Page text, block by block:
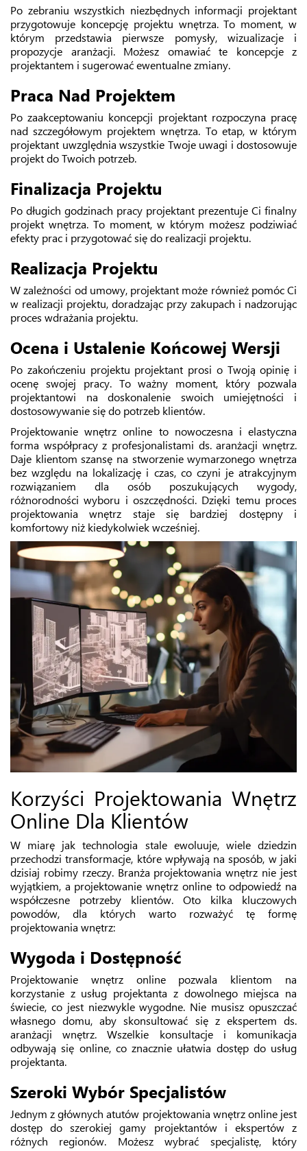
Po zebraniu wszystkich niezbędnych informacji projektant
przygotowuje koncepcję projektu wnętrza. To moment, w
którym przedstawia pierwsze pomysły, wizualizacje i
propozycje aranżacji. Możesz omawiać te koncepcje z
projektantem i sugerować ewentualne zmiany.
Praca Nad Projektem
Po zaakceptowaniu koncepcji projektant rozpoczyna pracę
nad szczegółowym projektem wnętrza. To etap, w którym
projektant uwzględnia wszystkie Twoje uwagi i dostosowuje
projekt do Twoich potrzeb.
Finalizacja Projektu
Po długich godzinach pracy projektant prezentuje Ci finalny
projekt wnętrza. To moment, w którym możesz podziwiać
efekty prac i przygotować się do realizacji projektu.
Realizacja Projektu
W zależności od umowy, projektant może również pomóc Ci
w realizacji projektu, doradzając przy zakupach i nadzorując
proces wdrażania projektu.
Ocena i Ustalenie Końcowej Wersji
Po zakończeniu projektu projektant prosi o Twoją opinię i
ocenę swojej pracy. To ważny moment, który pozwala
projektantowi na doskonalenie swoich umiejętności i
dostosowywanie się do potrzeb klientów.
Projektowanie wnętrz online to nowoczesna i elastyczna
forma współpracy z profesjonalistami ds. aranżacji wnętrz.
Daje klientom szansę na stworzenie wymarzonego wnętrza
bez względu na lokalizację i czas, co czyni je atrakcyjnym
rozwiązaniem dla osób poszukujących wygody,
różnorodności wyboru i oszczędności. Dzięki temu proces
projektowania wnętrz staje się bardziej dostępny i
komfortowy niż kiedykolwiek wcześniej.
Korzyści Projektowania Wnętrz
Online Dla Klientów
W miarę jak technologia stale ewoluuje, wiele dziedzin
przechodzi transformacje, które wpływają na sposób, w jaki
dzisiaj robimy rzeczy. Branża projektowania wnętrz nie jest
wyjątkiem, a projektowanie wnętrz online to odpowiedź na
współczesne potrzeby klientów. Oto kilka kluczowych
powodów, dla których warto rozważyć tę formę
projektowania wnętrz:
Wygoda i Dostępność
Projektowanie wnętrz online pozwala klientom na
korzystanie z usług projektanta z dowolnego miejsca na
świecie, co jest niezwykle wygodne. Nie musisz opuszczać
własnego domu, aby skonsultować się z ekspertem ds.
aranżacji wnętrz. Wszelkie konsultacje i komunikacja
odbywają się online, co znacznie ułatwia dostęp do usług
projektanta.
Szeroki Wybór Specjalistów
Jednym z głównych atutów projektowania wnętrz online jest
dostęp do szerokiej gamy projektantów i ekspertów z
różnych regionów. Możesz wybrać specjalistę, który